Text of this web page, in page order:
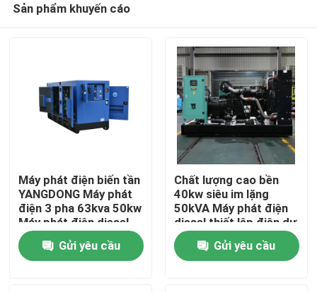
Nhà
Các sản phẩm
Sản phẩm khuyến cáo
Máy phát điện biến tần
YANGDONG Máy phát
điện 3 pha 63kva 50kw
Máy phát điện diesel
yên tĩnh cho gia đình
Máy phát điện dự
phòng di động
Gửi yêu cầu
Chất lượng cao bền
40kw siêu im lặng
50kVA Máy phát điện
diesel thiết lập điện dự
phòng di động máy
phát điện diesel mạnh
mẽ máy phát điện
Gửi yêu cầu